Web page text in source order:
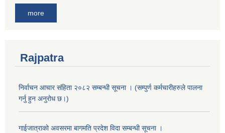
more
Rajpatra
निर्वाचन आचार संहिता २०८२ सम्बन्धी सूचना । (सम्पुर्ण कर्मचारीहरुले पालना
गर्नु हुन अनुरोध छ।)
गाईजात्राको अवसरमा बागमति प्रदेश विदा सम्बन्धी सूचना ।